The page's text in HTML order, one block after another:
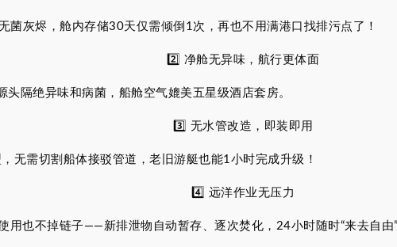
灰烬，舱内存储30天仅需倾倒1次，再也不用满港口找排污点了！
2️⃣ 净舱无异味，航行更体面
隔绝异味和病菌，船舱空气媲美五星级酒店套房。
3️⃣ 无水管改造，即装即用
无需切割船体接驳管道，老旧游艇也能1小时完成升级！
4️⃣ 远洋作业无压力
也不掉链子——新排泄物自动暂存、逐次焚化，24小时随时“来去自由”